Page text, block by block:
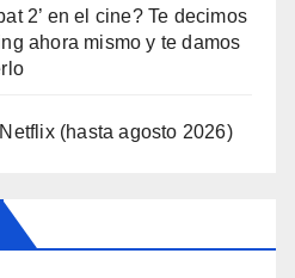
2’ en el cine? Te decimos
ahora mismo y te damos
(hasta agosto 2026)